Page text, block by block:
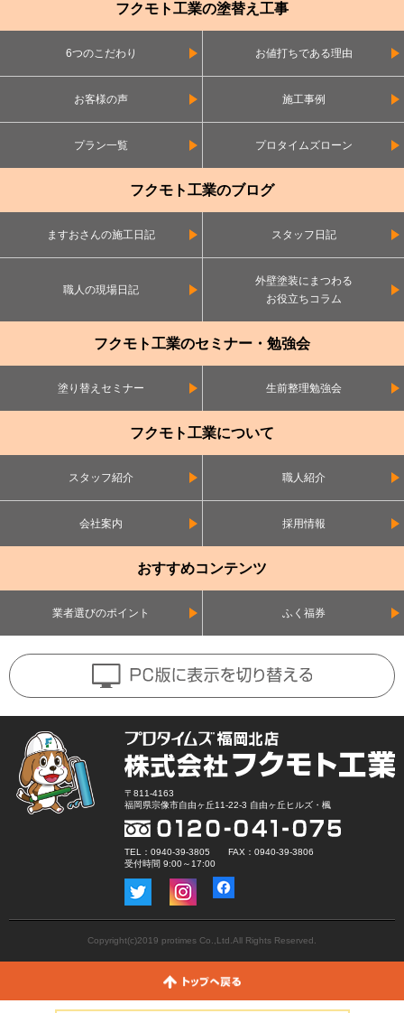
フクモト工業の塗替え工事
6つのこだわり お値打ちである理由
お客様の声 施工事例
プラン一覧 プロタイムズローン
フクモト工業のブログ
ますおさんの施工日記 スタッフ日記
職人の現場日記
外壁塗装にまつわる
お役立ちコラム
フクモト工業のセミナー・勉強会
塗り替えセミナー 生前整理勉強会
フクモト工業について
スタッフ紹介 職人紹介
会社案内 採用情報
おすすめコンテンツ
業者選びのポイント ふく福券
〒811-4163
福岡県宗像市自由ヶ丘11-22-3 自由ヶ丘ヒルズ・楓
TEL：0940-39-3805 FAX：0940-39-3806
受付時間 9:00～17:00
Copyright(c)2019 protimes Co.,Ltd.All Rights Reserved.